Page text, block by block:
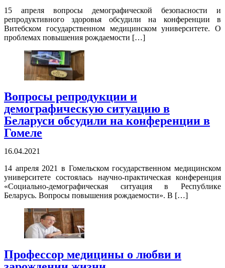
15 апреля вопросы демографической безопасности и
репродуктивного здоровья обсудили на конференции в
Витебском государственном медицинском университете. О
проблемах повышения рождаемости […]
Вопросы репродукции и
демографическую ситуацию в
Беларуси обсудили на конференции в
Гомеле
16.04.2021
14 апреля 2021 в Гомельском государственном медицинском
университете состоялась научно-практическая конференция
«Социально-демографическая ситуация в Республике
Беларусь. Вопросы повышения рождаемости». В […]
Профессор медицины о любви и